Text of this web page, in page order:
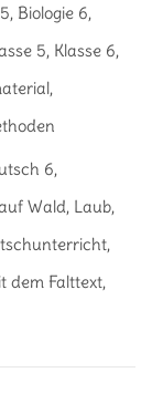
, Biologie 6,
5, Klasse 6,
,
6,
Wald, Laub,
,
dem Falttext,